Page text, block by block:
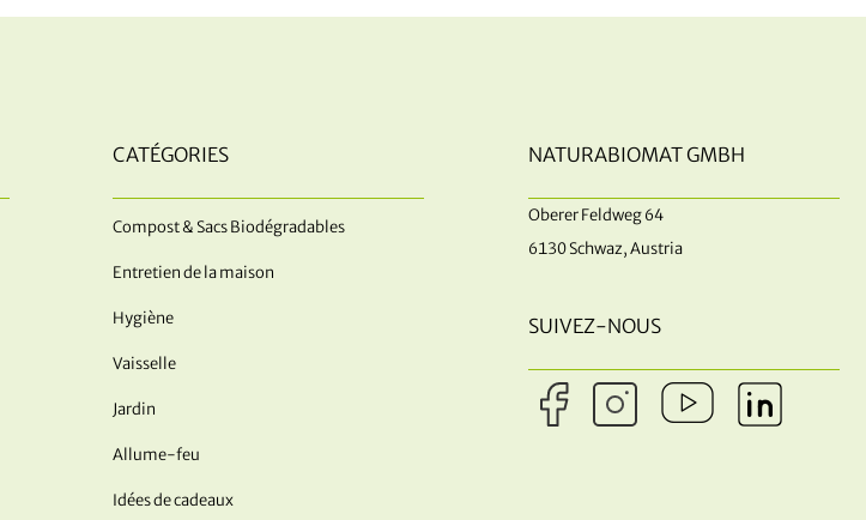
CATÉGORIES
Compost & Sacs Biodégradables
Entretien de la maison
Hygiène
Vaisselle
Jardin
Allume-feu
Idées de cadeaux
NATURABIOMAT GMBH
Oberer Feldweg 64
6130 Schwaz, Austria
SUIVEZ-NOUS